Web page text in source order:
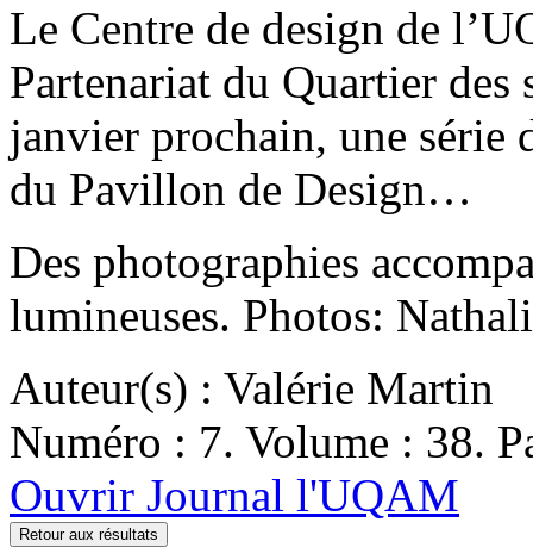
Le Centre de design de
Partenariat du Quartier des
janvier prochain, une série
du Pavillon de Design…
Des photographies
lumineuses. Photos:
Auteur(s) : Valérie Martin
Numéro : 7. Volume : 38.
Ouvrir Journal l'UQAM
Retour aux résultats